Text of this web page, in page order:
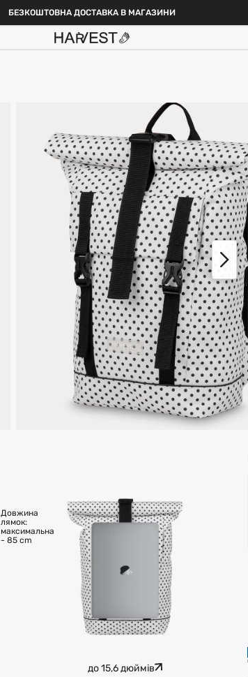
БЕЗКОШТОВНА ДОСТАВКА В МАГАЗИНИ
Довжина
лямок:
максимальна
- 85 cm
до 15,6 дюймів